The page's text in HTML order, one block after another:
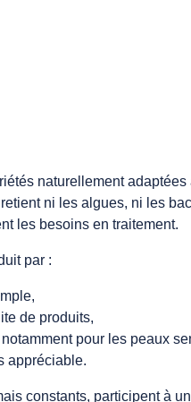
naturellement
ni les algues, ni les
les besoins en traitement.
par :
de produits,
pour les peaux
appréciable.
constants, participent à